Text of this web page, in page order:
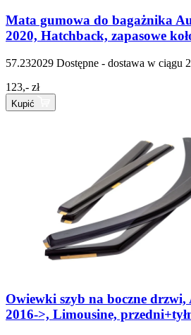
Mata gumowa do bagażnika
2020, Hatchback, zapasowe
57.232029 Dostępne - dostawa w ciągu
123,- zł
Kupić
Owiewki szyb na boczne
2016->, Limousine,